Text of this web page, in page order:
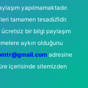
yapılmamaktadır.
tamamen tesadüfidir.
bir bilgi paylaşım
aykırı olduğunu
adresine
içerisinde sitemizden